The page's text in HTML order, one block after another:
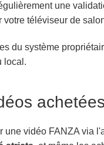
une
votre téléviseur de
du système
local.
vidéo FANZA via